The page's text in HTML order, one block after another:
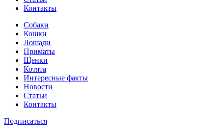
Контакты
Собаки
Кошки
Лошади
Приматы
Щенки
Котята
Интересные факты
Новости
Статьи
Контакты
Подписаться